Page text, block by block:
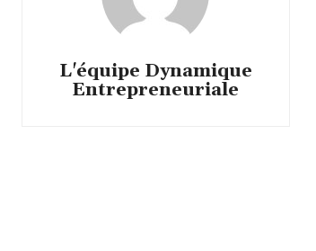
L'équipe Dynamique
Entrepreneuriale